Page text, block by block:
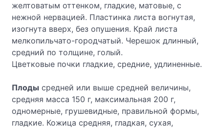
желтоватым оттенком, гладкие, матовые, с
нежной нервацией. Пластинка листа вогнутая,
изогнута вверх, без опушения. Край листа
мелкопильчато-городчатый. Черешок длинный,
средний по толщине, голый.
Цветковые почки гладкие, средние, удлиненные.
Плоды средней или выше средней величины,
средняя масса 150 г, максимальная 200 г,
одномерные, грушевидные, правильной формы,
гладкие. Кожица средняя, гладкая, сухая,